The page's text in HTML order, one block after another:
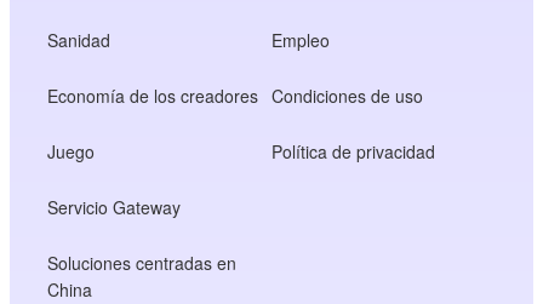
Sanidad
Economía de los creadores
Juego
Servicio Gateway
Soluciones centradas en
China
Empleo
Condiciones de uso
Política de privacidad